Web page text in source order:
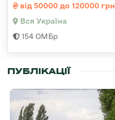
від 50000 до 120000 грн
Вся Україна
154 ОМБр
ПУБЛІКАЦІЇ